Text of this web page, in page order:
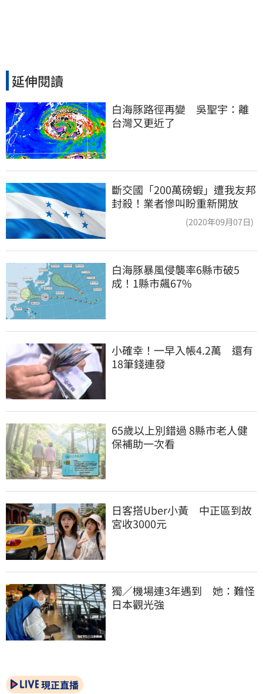
延伸閱讀
白海豚路徑再變　吳聖宇：離
台灣又更近了
斷交國「200萬磅蝦」遭我友邦
封殺！業者慘叫盼重新開放
(2020年09月07日)
白海豚暴風侵襲率6縣市破5
成！1縣市飆67%
小確幸！一早入帳4.2萬　還有
18筆錢連發
65歲以上別錯過 8縣市老人健
保補助一次看
日客搭Uber小黃　中正區到故
宮收3000元
獨／機場連3年遇到　她：難怪
日本觀光強
現正直播